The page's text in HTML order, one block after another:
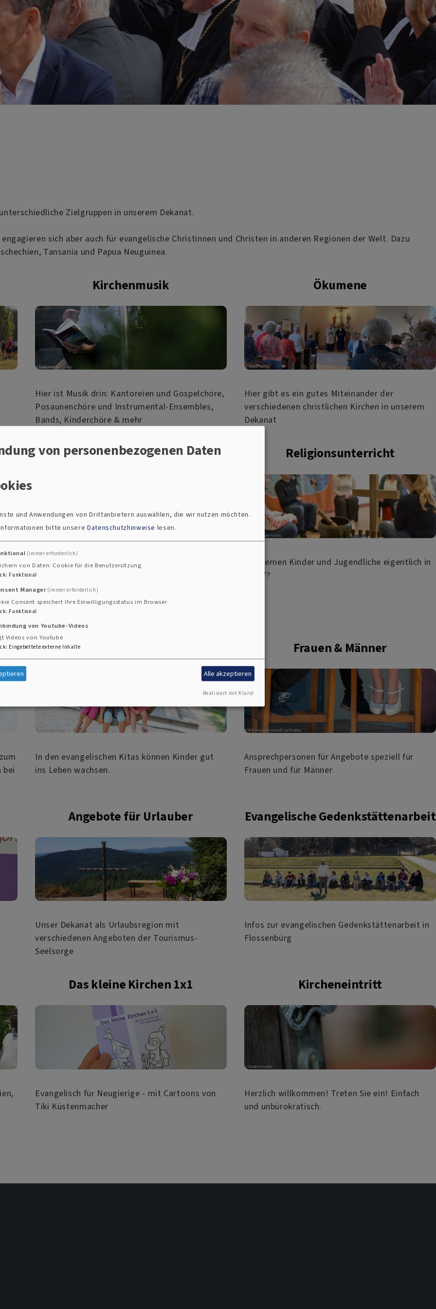
Zielgruppen in unserem Dekanat.
sich aber auch für evangelische Christinnen und Christen in anderen Regionen der Welt. Dazu
Tansania und Papua Neuguinea.
Kirchenmusik
Hier ist Musik drin: Kantoreien und Gospelchöre,
Posaunenchöre und Instrumental-Ensembles,
Bands, Kinderchöre & mehr
Ökumene
Hier gibt es ein gutes Miteinander der
verschiedenen christlichen Kirchen in unserem
Dekanat
Diakonie
Die Diakonie Oberpfalz und die Diakonie Cham-
Regen bilden die soziale Arbeit der
evangelischen Kirche in unserer Region. Als
Diakonie bietet Kirche Rat, Hilfe und
Unterstützung in ganz
Religionsunterricht
Was lernen Kinder und Jugendliche eigentlich in
"Reli"?
bei
Evangelische Kitas
In den evangelischen Kitas können Kinder gut
ins Leben wachsen.
Frauen & Männer
Ansprechpersonen für Angebote speziell für
Frauen und für Männer
Angebote für Urlauber
Unser Dekanat als Urlaubsregion mit
verschiedenen Angeboten der Tourismus-
Seelsorge
Evangelische Gedenkstättenarbeit
Infos zur evangelischen Gedenkstättenarbeit in
Flossenbürg
Das kleine Kirchen 1x1
Evangelisch für Neugierige - mit Cartoons von
Tiki Küstenmacher
Kircheneintritt
Herzlich willkommen! Treten Sie ein! Einfach
und unbürokratisch.
von personenbezogenen Daten
und Anwendungen von Drittanbietern auswählen, die wir nutzen möchten.
bitte unsere Datenschutzhinweise lesen.
(immer erforderlich)
von Daten: Cookie für die Benutzersitzung
: Funktional
Manager (immer erforderlich)
Consent speichert Ihre Einwilligungsstatus im Browser
: Funktional
von Youtube-Videos
Videos von Youtube
: Eingebettete externe Inhalte
Alle akzeptieren
Realisiert mit Klaro!